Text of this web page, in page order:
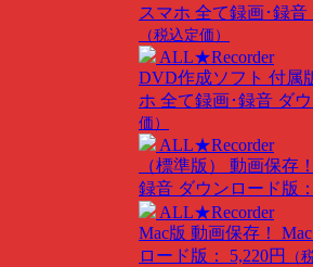
スマホ 全て録画･録音
（税込定価）
ALL★Recorder
DVD作成ソフト 付属
ホ 全て録画･録音 ダ
価）
ALL★Recorder
（標準版） 動画保存
録音 ダウンロード版
ALL★Recorder
Mac版 動画保存！
ロード版： 5,220円
（